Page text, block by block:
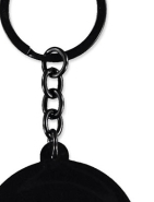
- Sharingan